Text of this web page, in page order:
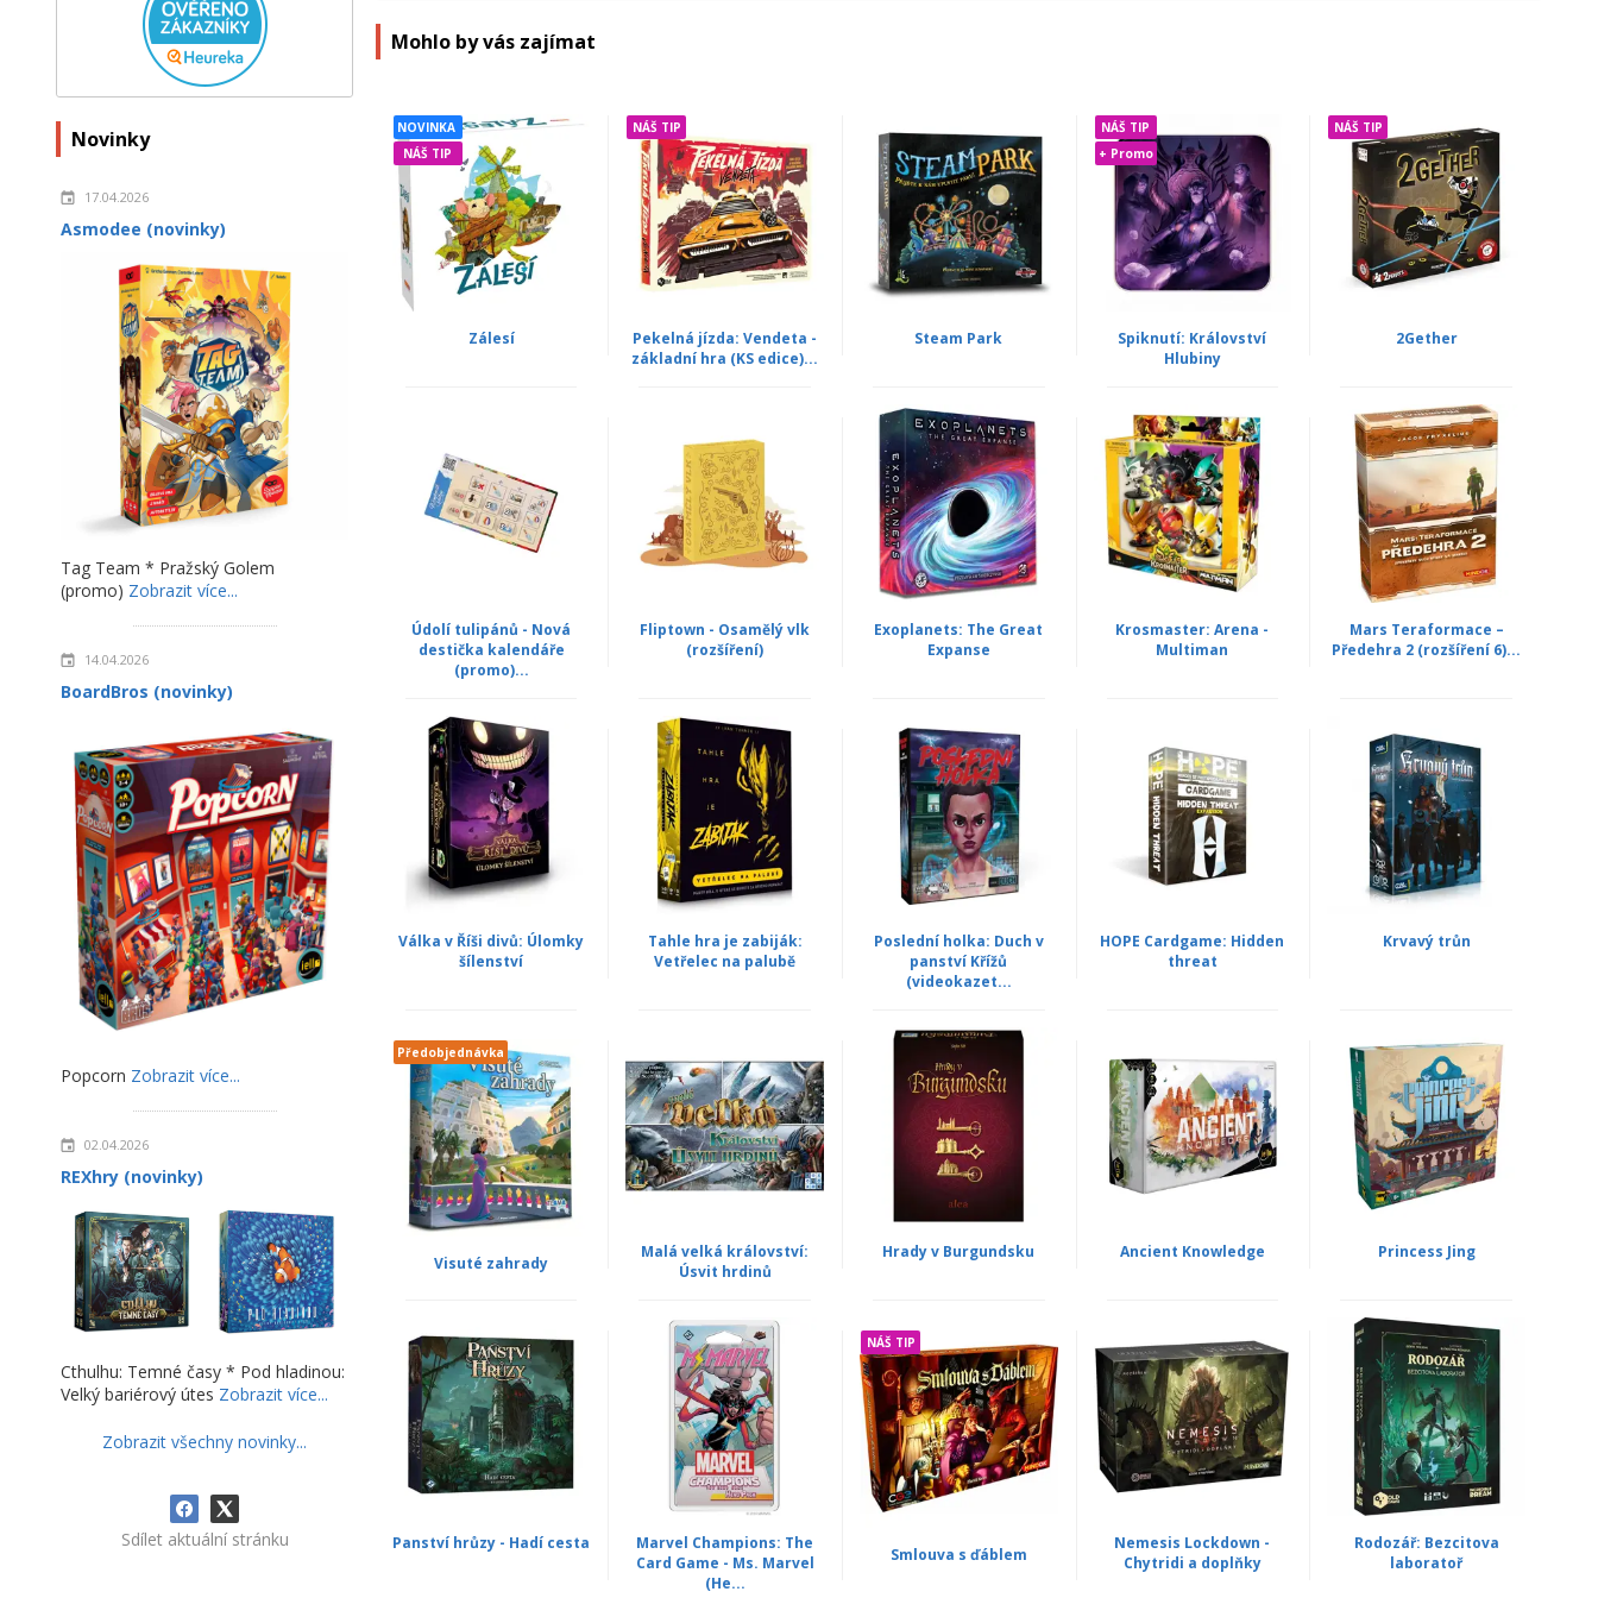
Novinky
17.04.2026
Asmodee (novinky)
Tag Team * Pražský Golem
(promo) Zobrazit více...
14.04.2026
BoardBros (novinky)
Popcorn Zobrazit více...
02.04.2026
REXhry (novinky)
Cthulhu: Temné časy * Pod hladinou:
Velký bariérový útes Zobrazit více...
Zobrazit všechny novinky...
Sdílet aktuální stránku
Mohlo by vás zajímat
NOVINKA
NÁŠ TIP
Zálesí
NÁŠ TIP
Pekelná jízda: Vendeta -
základní hra (KS edice)...
Steam Park
NÁŠ TIP
+ Promo
Spiknutí: Království
Hlubiny
NÁŠ TIP
2Gether
Údolí tulipánů - Nová
destička kalendáře
(promo)...
Fliptown - Osamělý vlk
(rozšíření)
Exoplanets: The Great
Expanse
Krosmaster: Arena -
Multiman
Mars Teraformace –
Předehra 2 (rozšíření 6)...
Válka v Říši divů: Úlomky
šílenství
Tahle hra je zabiják:
Vetřelec na palubě
Poslední holka: Duch v
panství Křížů
(videokazet...
HOPE Cardgame: Hidden
threat
Krvavý trůn
Předobjednávka
Visuté zahrady
Malá velká království:
Úsvit hrdinů
Hrady v Burgundsku Ancient Knowledge Princess Jing
Panství hrůzy - Hadí cesta
Marvel Champions: The
Card Game - Ms. Marvel
(He...
NÁŠ TIP
Smlouva s ďáblem
Nemesis Lockdown -
Chytridi a doplňky
Rodozář: Bezcitova
laboratoř